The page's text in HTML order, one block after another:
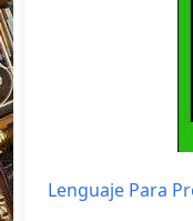
Lenguaje Para